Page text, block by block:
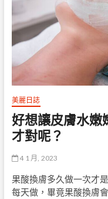
美麗日誌
好想讓皮膚水嫩
才對呢？
4 1 月, 2023
果酸換膚多久做一次才
每天做，畢竟果酸換膚